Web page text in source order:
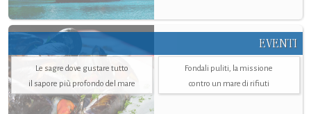
EVENTI
Le sagre dove gustare tutto
il sapore più profondo del mare
Fondali puliti, la missione
contro un mare di rifiuti